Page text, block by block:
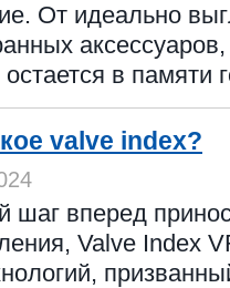
От идеально
в памяти
valve index?
шаг вперед
Valve Index